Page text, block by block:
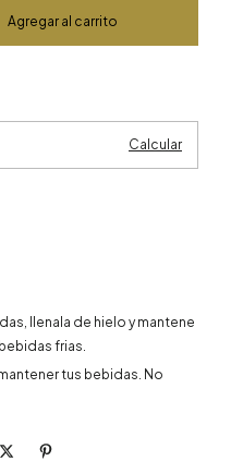
Calcular
llenala de hielo y mantene
frias.
tus bebidas. No